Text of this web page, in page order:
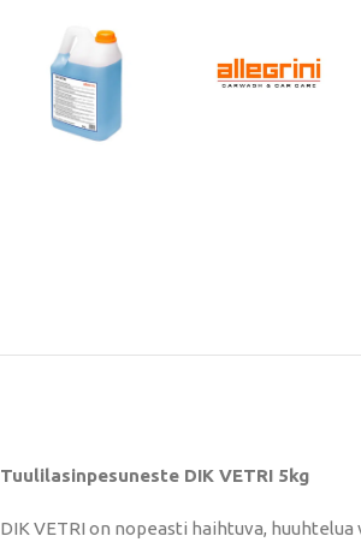
Tuulilasinpesuneste DIK VETRI 5kg
DIK VETRI on nopeasti haihtuva,